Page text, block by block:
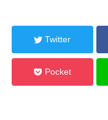
Twitter
Pocket